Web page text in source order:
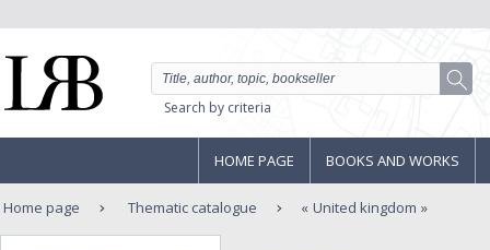
Search by criteria
HOME PAGE BOOKS AND WORKS
Home page Thematic catalogue United kingdom